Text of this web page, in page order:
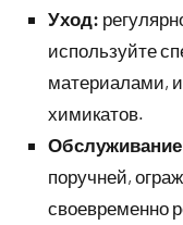
Уход:
используйте
материалами,
химикатов.
поручней,
своевременно